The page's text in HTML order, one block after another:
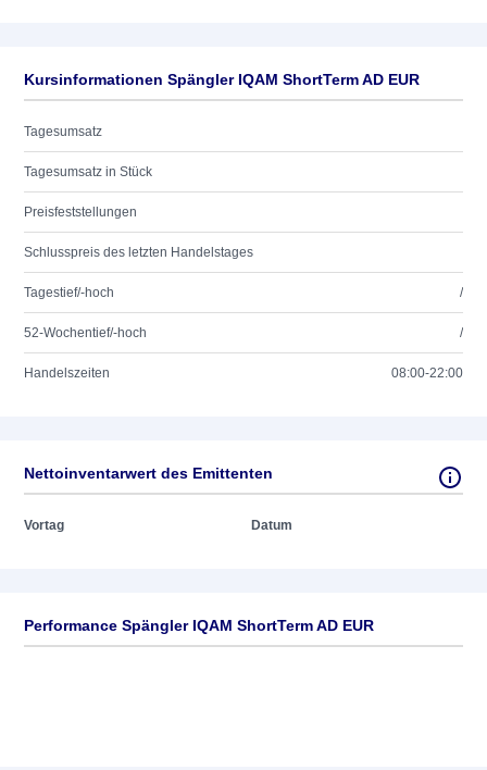
Kursinformationen Spängler IQAM ShortTerm AD EUR
Tagesumsatz
Tagesumsatz in Stück
Preisfeststellungen
Schlusspreis des letzten Handelstages
Tagestief/-hoch /
52-Wochentief/-hoch /
Handelszeiten 08:00-22:00
Nettoinventarwert des Emittenten
Vortag Datum
Performance Spängler IQAM ShortTerm AD EUR